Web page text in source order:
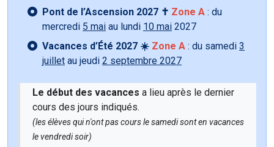
Pont de l’Ascension 2027 ✝️ Zone A : du
mercredi 5 mai au lundi 10 mai 2027
Vacances d’Été 2027 ☀️ Zone A : du samedi 3
juillet au jeudi 2 septembre 2027
Le début des vacances a lieu après le dernier
cours des jours indiqués.
(les élèves qui n'ont pas cours le samedi sont en vacances
le vendredi soir)